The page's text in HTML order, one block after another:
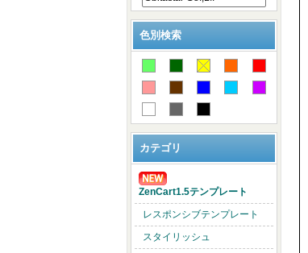
色別検索
カテゴリ
ZenCart1.5テンプレート
レスポンシブテンプレート
スタイリッシュ